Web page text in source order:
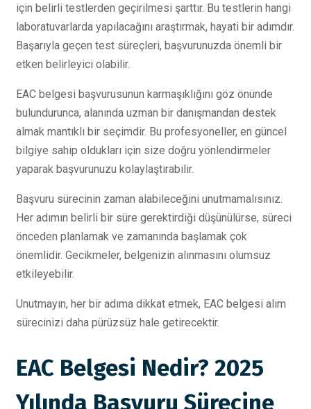
için belirli testlerden geçirilmesi şarttır. Bu testlerin hangi
laboratuvarlarda yapılacağını araştırmak, hayati bir adımdır.
Başarıyla geçen test süreçleri, başvurunuzda önemli bir
etken belirleyici olabilir.
EAC belgesi başvurusunun karmaşıklığını göz önünde
bulundurunca, alanında uzman bir danışmandan destek
almak mantıklı bir seçimdir. Bu profesyoneller, en güncel
bilgiye sahip oldukları için size doğru yönlendirmeler
yaparak başvurunuzu kolaylaştırabilir.
Başvuru sürecinin zaman alabileceğini unutmamalısınız.
Her adımın belirli bir süre gerektirdiği düşünülürse, süreci
önceden planlamak ve zamanında başlamak çok
önemlidir. Gecikmeler, belgenizin alınmasını olumsuz
etkileyebilir.
Unutmayın, her bir adıma dikkat etmek, EAC belgesi alım
sürecinizi daha pürüzsüz hale getirecektir.
EAC Belgesi Nedir? 2025
Yılında Başvuru Sürecine